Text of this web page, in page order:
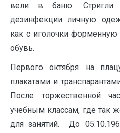
вели в баню. Стригли
дезинфекции личную
как с иголочки
обувь.
Первого октября на
плакатами и
После торжественной
учебным классам, где так
для занятий. До